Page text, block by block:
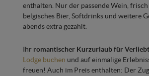
enthalten. Nur der passende Wein, frisch
belgisches Bier, Softdrinks und weitere
abends extra gezahlt.
Ihr romantischer Kurzurlaub für
Lodge buchen und auf einmalige
freuen! Auch im Preis enthalten: Der